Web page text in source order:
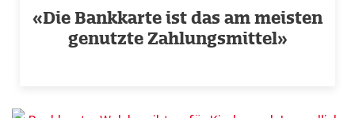
«Die Bankkarte ist das am meisten
genutzte Zahlungsmittel»